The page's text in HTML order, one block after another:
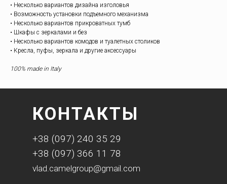
• Несколько вариантов дизайна изголовья
• Возможность установки подъемного механизма
• Несколько вариантов прикроватных тумб
• Шкафы c зеркалами и без
• Несколько вариантов комодов и туалетных столиков
• Кресла, пуфы, зеркала и другие аксессуары
100% made in Italy
+38 (097) 240 35 29
+38 (097) 366 11 78
КОНТАКТЫ
vlad.camelgroup@gmail.com